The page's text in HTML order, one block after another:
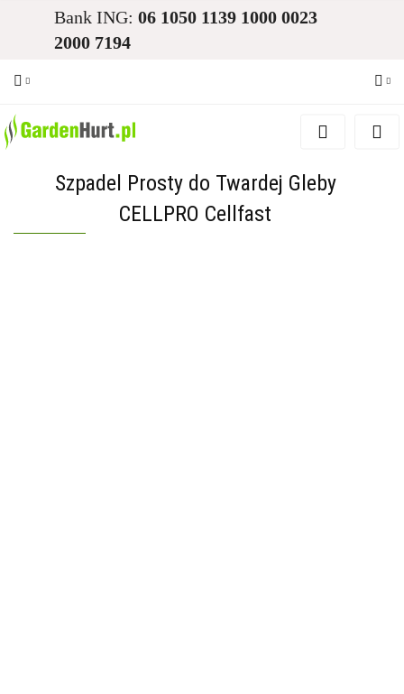
Bank ING: 06 1050 1139 1000 0023
2000 7194
Zaloguj się
Dodaj zgłoszenie
Szpadel Prosty do Twardej Gleby
CELLPRO Cellfast